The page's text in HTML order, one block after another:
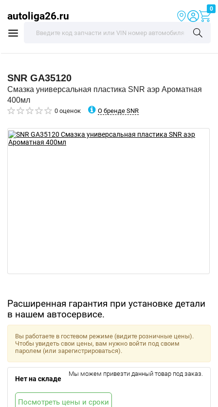
autoliga26.ru
0
SNR GA35120
Смазка универсальная пластика SNR аэр Ароматная
400мл
0 оценок О бренде SNR
Расширенная гарантия при установке детали
в нашем автосервисе.
Вы работаете в гостевом режиме (видите розничные цены).
Чтобы увидеть свои цены, вам нужно войти под своим
паролем (или зарегистрироваться).
Нет на складе
Мы можем привезти данный товар под заказ.
Посмотреть цены и сроки